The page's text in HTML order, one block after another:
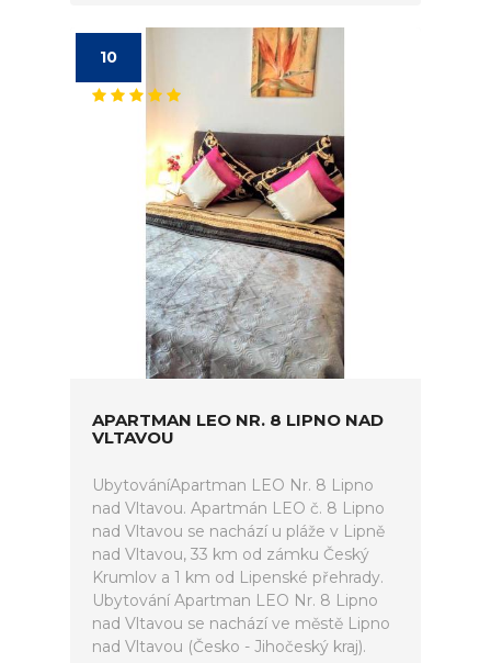
10
APARTMAN LEO NR. 8 LIPNO NAD
VLTAVOU
UbytováníApartman LEO Nr. 8 Lipno
nad Vltavou. Apartmán LEO č. 8 Lipno
nad Vltavou se nachází u pláže v Lipně
nad Vltavou, 33 km od zámku Český
Krumlov a 1 km od Lipenské přehrady.
Ubytování Apartman LEO Nr. 8 Lipno
nad Vltavou se nachází ve městě Lipno
nad Vltavou (Česko - Jihočeský kraj).